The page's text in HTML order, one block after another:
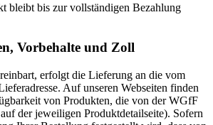
bleibt bis zur vollständigen Bezahlung
Vorbehalte und Zoll
erfolgt die Lieferung an die vom
Auf unseren Webseiten finden
von Produkten, die von der WGfF
der jeweiligen Produktdetailseite). Sofern